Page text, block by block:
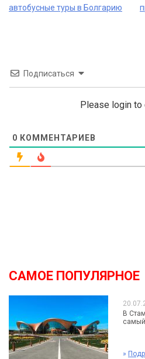
автобусные туры в Болгарию
Подписаться
Please login to
0 КОММЕНТАРИЕВ
САМОЕ ПОПУЛЯРНОЕ
В
»